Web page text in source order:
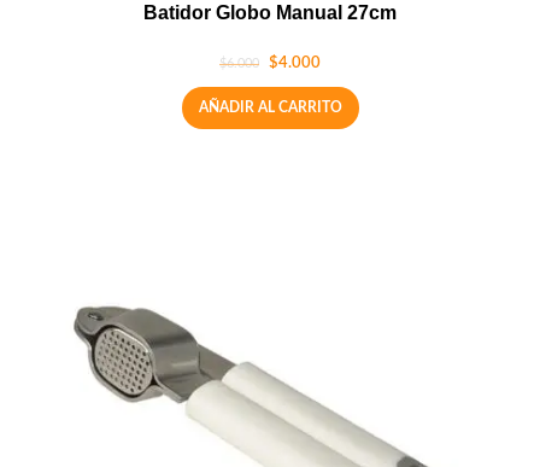
Batidor Globo Manual 27cm
$6.000 $4.000
AÑADIR AL CARRITO